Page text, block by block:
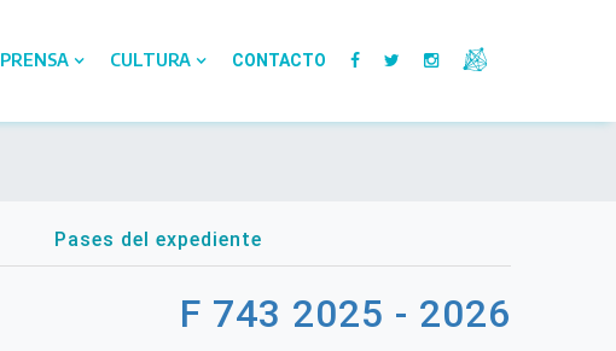
PRENSA CULTURA CONTACTO
Pases del expediente
F 743 2025 - 2026